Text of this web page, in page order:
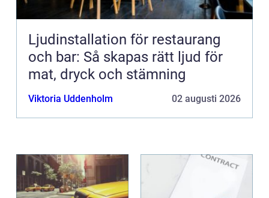
Ljudinstallation för restaurang
och bar: Så skapas rätt ljud för
mat, dryck och stämning
Viktoria Uddenholm 02 augusti 2026